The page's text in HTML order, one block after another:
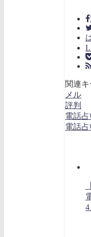
関連
メル
評判
電話占
電話占
4